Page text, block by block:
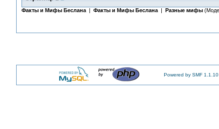
Факты и Мифы Беслана| Факты и Мифы Беслана| Разные мифы
Powered by SMF 1.1.10